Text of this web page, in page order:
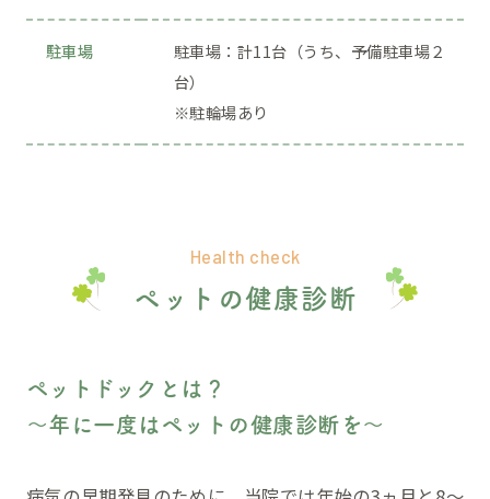
駐車場
駐車場：計11台（うち、予備駐車場２
台）
※駐輪場あり
ペットの健康診断
Health check
ペットドックとは？
～年に一度はペットの健康診断を～